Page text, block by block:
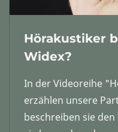
Hörakustiker
Widex?
In der Videoreihe
erzählen unsere
beschreiben sie